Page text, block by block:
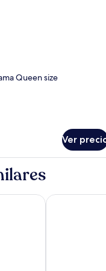
Queen size
Ver
Kos Aktis Art